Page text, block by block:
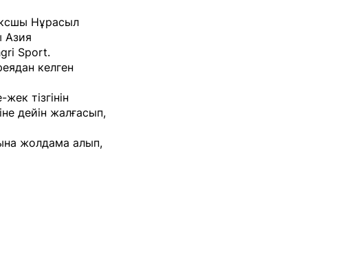
Нұрасыл
Азия
Sport.
келген
тізгінін
дейін жалғасып,
жолдама алып,